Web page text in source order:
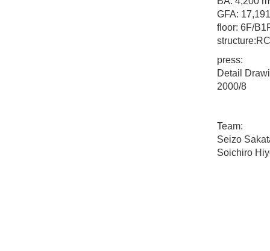
GFA:
floor: 6F/
structure:RC
press:
Detail
2000/8
Team:
Seizo
Soichiro